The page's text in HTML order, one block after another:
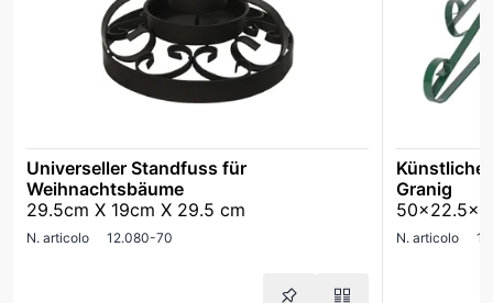
Universeller Standfuss für
Weihnachtsbäume
29.5cm X 19cm X 29.5 cm
N. articolo 12.080-70
Granig
N. articolo